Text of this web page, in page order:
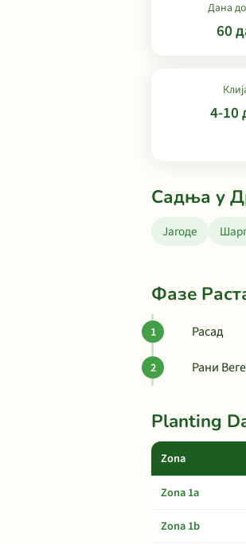
Дана
60
4-10
Садња у
Јагоде
Фазе
Расад
Рани
Planting
Zona
Zona 1a
Zona 1b